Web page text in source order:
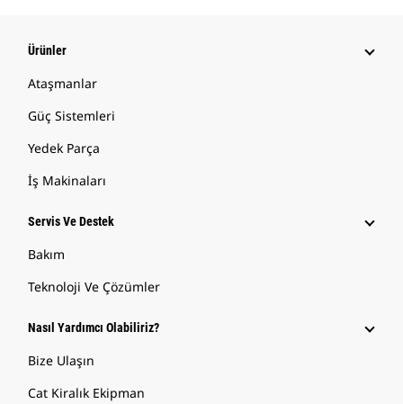
Ürünler
Ataşmanlar
Güç Sistemleri
Yedek Parça
İş Makinaları
Servis Ve Destek
Bakım
Teknoloji Ve Çözümler
Nasıl Yardımcı Olabiliriz?
Bize Ulaşın
Cat Kiralık Ekipman